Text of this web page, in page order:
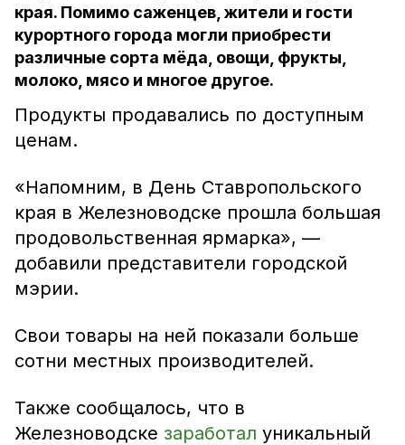
края. Помимо саженцев, жители и гости
курортного города могли приобрести
различные сорта мёда, овощи, фрукты,
молоко, мясо и многое другое.
Продукты продавались по доступным
ценам.
«Напомним, в День Ставропольского
края в Железноводске прошла большая
продовольственная ярмарка», —
добавили представители городской
мэрии.
Свои товары на ней показали больше
сотни местных производителей.
Также сообщалось, что в
Железноводске заработал уникальный